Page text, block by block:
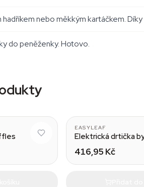
hadříkem nebo měkkým kartáčkem.
do peněženky. Hotovo.
EASYLEAF
Elektrická drtička
416,95 Kč